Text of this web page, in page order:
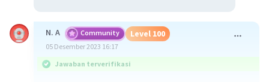
N. A Community Level 100
05 Desember 2023 16:17
Jawaban terverifikasi